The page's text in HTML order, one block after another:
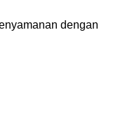
dengan